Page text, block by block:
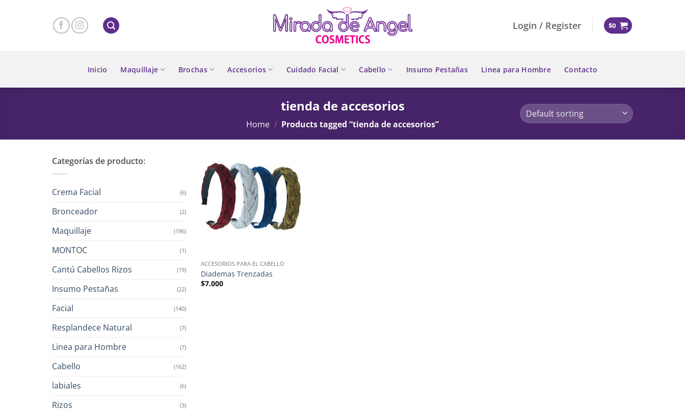
Login / Register $0
Inicio Maquillaje Brochas Accesorios Cuidado Facial Cabello Insumo Pestañas Linea para Hombre Contacto
tienda de accesorios
Home / Products tagged “tienda de accesorios”
Categorías de producto:
Crema Facial (6)
Bronceador (2)
Maquillaje (196)
MONTOC (1)
Cantú Cabellos Rizos (19)
Insumo Pestañas (22)
Facial (140)
Resplandece Natural (7)
Linea para Hombre (7)
Cabello (162)
labiales (6)
Rizos (3)
ACCESORIOS PARA EL CABELLO
Diademas Trenzadas
$7.000